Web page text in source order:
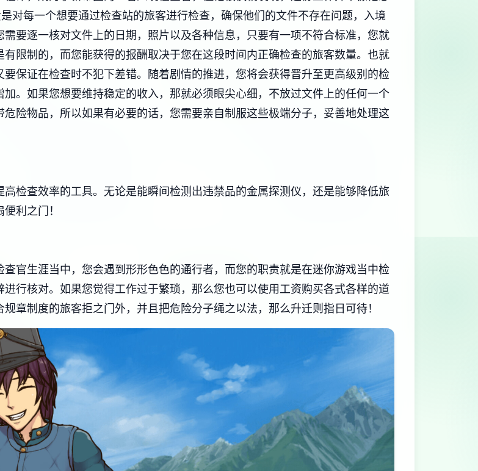
对每一个想要通过检查站的旅客进行检查，确保他们的文件不存在问题，入境
要逐一核对文件上的日期，照片以及各种信息，只要有一项不符合标准，您就
限制的，而您能获得的报酬取决于您在这段时间内正确检查的旅客数量。也就
保证在检查时不犯下差错。随着剧情的推进，您将会获得晋升至更高级别的检
。如果您想要维持稳定的收入，那就必须眼尖心细，不放过文件上的任何一个
险物品，所以如果有必要的话，您需要亲自制服这些极端分子，妥善地处理这
检查效率的工具。无论是能瞬间检测出违禁品的金属探测仪，还是能够降低旅
利之门！
官生涯当中，您会遇到形形色色的通行者，而您的职责就是在迷你游戏当中检
行核对。如果您觉得工作过于繁琐，那么您也可以使用工资购买各式各样的道
章制度的旅客拒之门外，并且把危险分子绳之以法，那么升迁则指日可待！